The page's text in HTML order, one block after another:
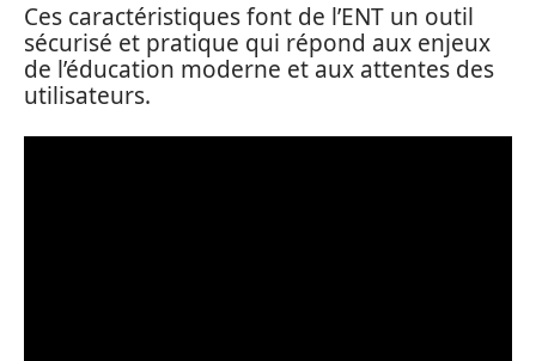
Ces caractéristiques font de l’ENT un outil
sécurisé et pratique qui répond aux enjeux
de l’éducation moderne et aux attentes des
utilisateurs.